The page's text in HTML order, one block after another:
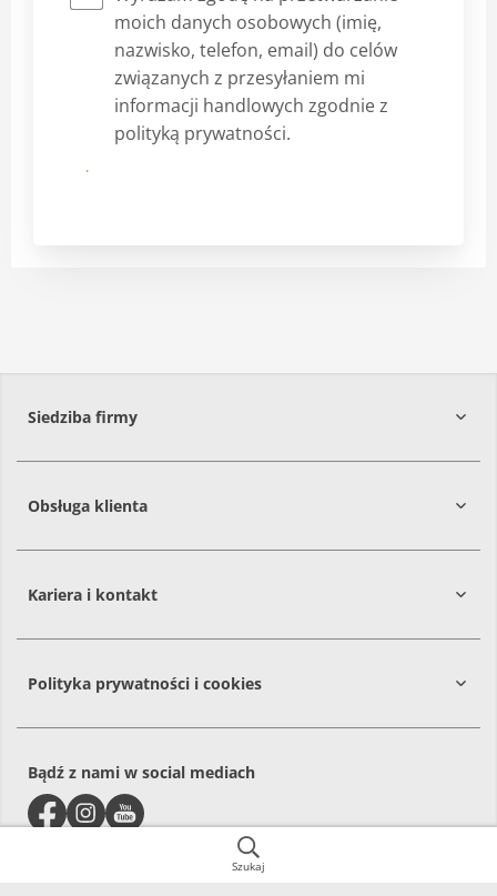
Szukaj
moich danych osobowych (imię,
nazwisko, telefon, email) do celów
związanych z przesyłaniem mi
informacji handlowych zgodnie z
polityką prywatności.
Prześlij
Siedziba firmy
Obsługa klienta
Kariera i kontakt
Polityka prywatności i cookies
Bądź z nami w social mediach